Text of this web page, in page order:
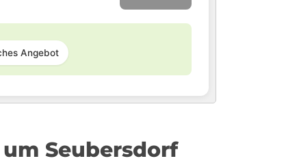
Angebot
Seubersdorf